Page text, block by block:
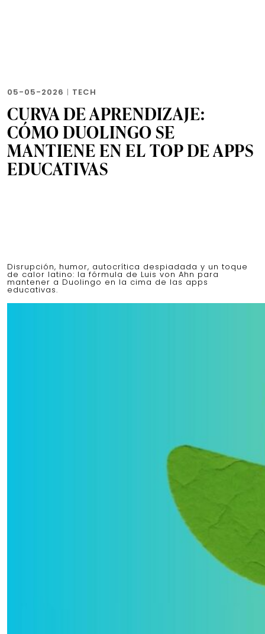
05-05-2026 | TECH
CURVA DE APRENDIZAJE:
CÓMO DUOLINGO SE
MANTIENE EN EL TOP DE APPS
EDUCATIVAS
Disrupción, humor, autocrítica despiadada y un toque
de calor latino: la fórmula de Luis von Ahn para
mantener a Duolingo en la cima de las apps
educativas.